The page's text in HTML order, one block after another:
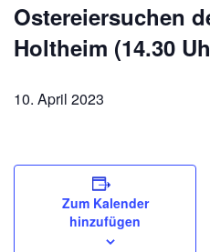
Ostereiersuchen
Holtheim (14.30
10. April 2023
Zum Kalender
hinzufügen